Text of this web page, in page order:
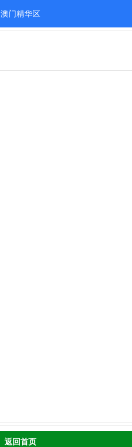
澳门精华区
返回首页